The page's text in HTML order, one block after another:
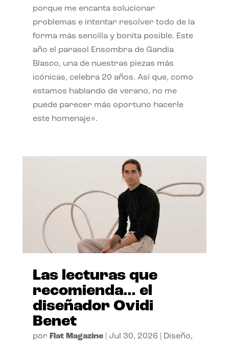
porque me encanta solucionar
problemas e intentar resolver todo de la
forma más sencilla y bonita posible. Este
año el parasol Ensombra de Gandia
Blasco, una de nuestras piezas más
icónicas, celebra 20 años. Así que, como
estamos hablando de verano, no me
puede parecer más oportuno hacerle
este homenaje».
Las lecturas que
recomienda… el
diseñador Ovidi
Benet
por Flat Magazine| Jul 30, 2026 Diseño,